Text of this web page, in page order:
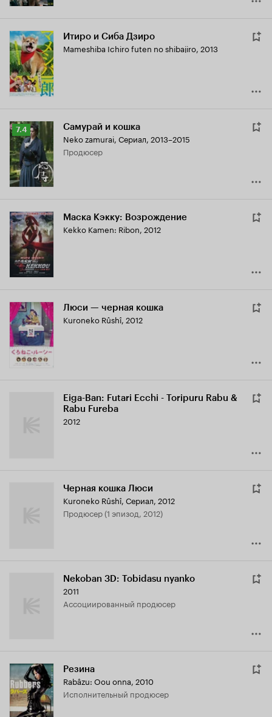
Итиро и Сиба Дзиро
Mameshiba Ichiro futen no shibajiro, 2013
Рейтинг
Кинопоиска
7.4
7.4 Самурай и кошка
Neko zamurai, Сериал, 2013–2015
продюсер
Маска Кэкку: Возрождение
Kekko Kamen: Ribon, 2012
Люси — черная кошка
Kuroneko Rûshî, 2012
Eiga-Ban: Futari Ecchi - Toripuru Rabu &
Rabu Fureba
2012
Черная кошка Люси
Kuroneko Rûshî, Сериал, 2012
продюсер (1 эпизод, 2012)
Nekoban 3D: Tobidasu nyanko
2011
ассоциированный продюсер
Резина
Rabâzu: Oou onna, 2010
исполнительный продюсер